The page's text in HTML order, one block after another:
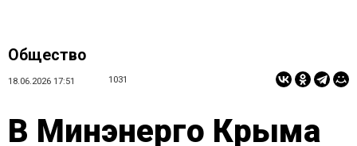
Общество
18.06.2026 17:51 1031
В Минэнерго Крыма